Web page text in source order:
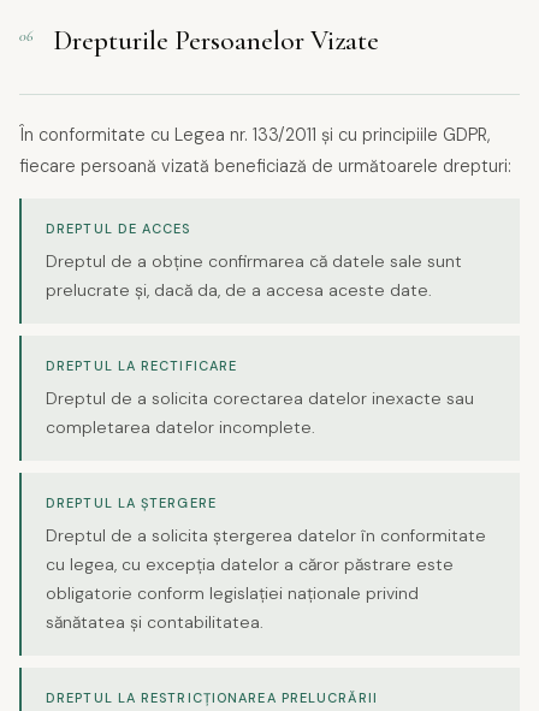
06 Drepturile Persoanelor Vizate
În conformitate cu Legea nr. 133/2011 și cu principiile GDPR,
fiecare persoană vizată beneficiază de următoarele drepturi:
DREPTUL DE ACCES
Dreptul de a obține confirmarea că datele sale sunt
prelucrate și, dacă da, de a accesa aceste date.
DREPTUL LA RECTIFICARE
Dreptul de a solicita corectarea datelor inexacte sau
completarea datelor incomplete.
DREPTUL LA ȘTERGERE
Dreptul de a solicita ștergerea datelor în conformitate
cu legea, cu excepția datelor a căror păstrare este
obligatorie conform legislației naționale privind
sănătatea și contabilitatea.
DREPTUL LA RESTRICȚIONAREA PRELUCRĂRII